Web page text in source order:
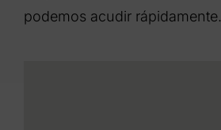
podemos acudir rápidamente.